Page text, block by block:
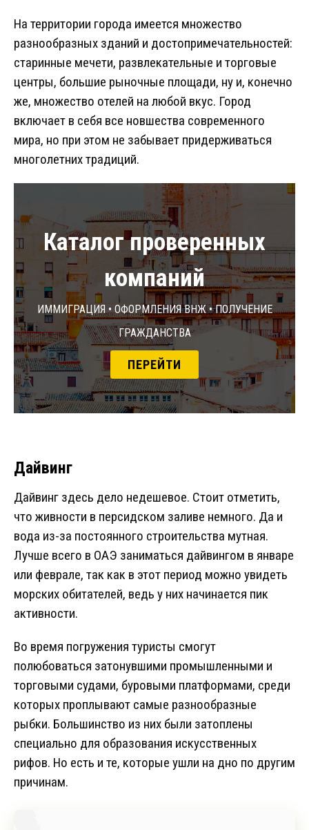
На территории города имеется множество
разнообразных зданий и достопримечательностей:
старинные мечети, развлекательные и торговые
центры, большие рыночные площади, ну и, конечно
же, множество отелей на любой вкус. Город
включает в себя все новшества современного
мира, но при этом не забывает придерживаться
многолетних традиций.
Каталог проверенных
компаний
Иммиграция • Оформления ВНЖ • Получение
гражданства
ПЕРЕЙТИ
Дайвинг
Дайвинг здесь дело недешевое. Стоит отметить,
что живности в персидском заливе немного. Да и
вода из-за постоянного строительства мутная.
Лучше всего в ОАЭ заниматься дайвингом в январе
или феврале, так как в этот период можно увидеть
морских обитателей, ведь у них начинается пик
активности.
Во время погружения туристы смогут
полюбоваться затонувшими промышленными и
торговыми судами, буровыми платформами, среди
которых проплывают самые разнообразные
рыбки. Большинство из них были затоплены
специально для образования искусственных
рифов. Но есть и те, которые ушли на дно по другим
причинам.